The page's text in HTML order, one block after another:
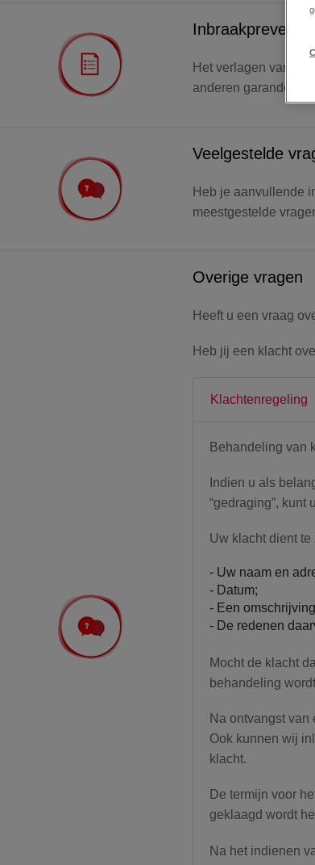
Het verlagen van
anderen
Veelgestelde
Heb je aanvullende
meestgestelde
Overige vragen
Heeft u een vraag
Heb jij een klacht
Klachtenregeling
Behandeling van
ndien u als
“gedraging”, kunt
Uw klacht dient
- Uw naam en
- Datum;
- Een
- De redenen
Mocht de klacht
behandeling
Na ontvangst
Ook kunnen wij
klacht.
De termijn voor
geklaagd wordt
Na het indienen